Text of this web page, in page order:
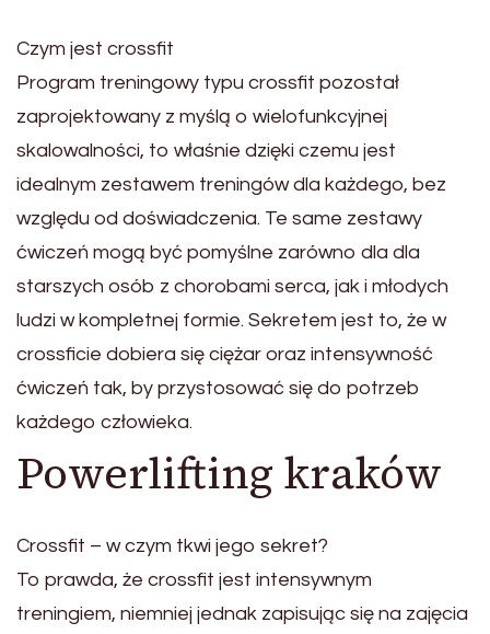
Czym jest crossfit
Program treningowy typu crossfit pozostał
zaprojektowany z myślą o wielofunkcyjnej
skalowalności, to właśnie dzięki czemu jest
idealnym zestawem treningów dla każdego, bez
względu od doświadczenia. Te same zestawy
ćwiczeń mogą być pomyślne zarówno dla dla
starszych osób z chorobami serca, jak i młodych
ludzi w kompletnej formie. Sekretem jest to, że w
crossficie dobiera się ciężar oraz intensywność
ćwiczeń tak, by przystosować się do potrzeb
każdego człowieka.
Powerlifting kraków
Crossfit – w czym tkwi jego sekret?
To prawda, że crossfit jest intensywnym
treningiem, niemniej jednak zapisując się na zajęcia